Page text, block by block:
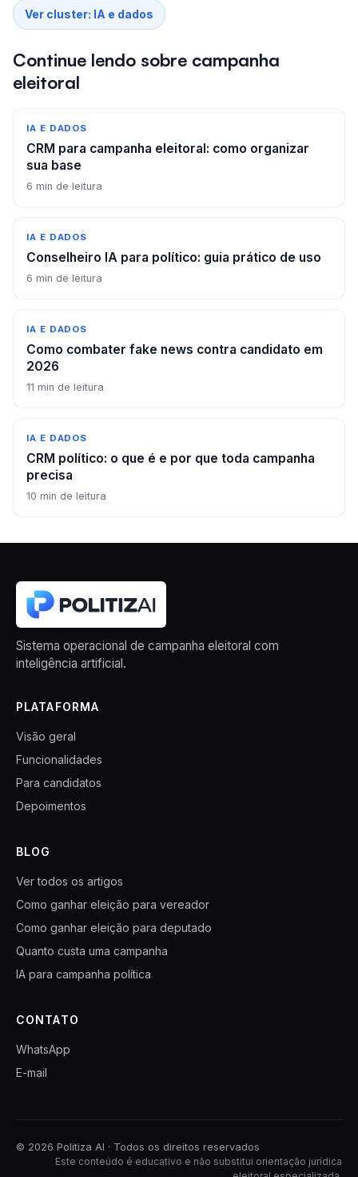
Ver cluster: IA e dados
Continue lendo sobre campanha
eleitoral
IA E DADOS
CRM para campanha eleitoral: como organizar
sua base
6 min de leitura
IA E DADOS
Conselheiro IA para político: guia prático de uso
6 min de leitura
IA E DADOS
Como combater fake news contra candidato em
2026
11 min de leitura
IA E DADOS
CRM político: o que é e por que toda campanha
precisa
10 min de leitura
Sistema operacional de campanha eleitoral com
inteligência artificial.
PLATAFORMA
Visão geral
Funcionalidades
Para candidatos
Depoimentos
BLOG
Ver todos os artigos
Como ganhar eleição para vereador
Como ganhar eleição para deputado
Quanto custa uma campanha
IA para campanha política
CONTATO
WhatsApp
E-mail
© 2026 Politiza AI · Todos os direitos reservados
Este conteúdo é educativo e não substitui orientação jurídica